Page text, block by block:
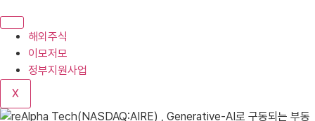
로
기
해외주식
이모저모
정부지원사업
X